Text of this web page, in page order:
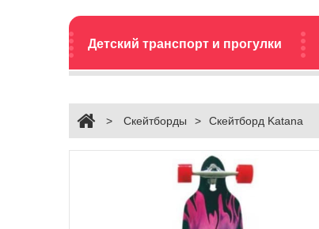
Детский транспорт и прогулки
> Скейтборды > Скейтборд Katana